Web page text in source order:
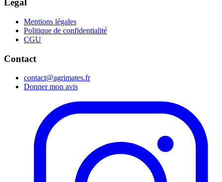
Légal
Mentions légales
Politique de confidentialité
CGU
Contact
contact@agrimates.fr
Donner mon avis